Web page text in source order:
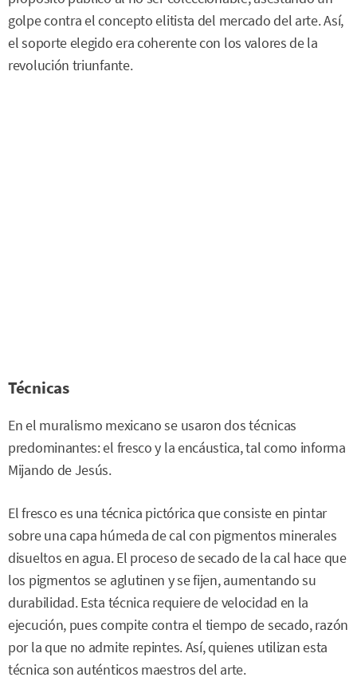
golpe contra el concepto elitista del mercado del arte. Así,
el soporte elegido era coherente con los valores de la
revolución triunfante.
Técnicas
En el muralismo mexicano se usaron dos técnicas
predominantes: el fresco y la encáustica, tal como informa
Mijando de Jesús.
El fresco es una técnica pictórica que consiste en pintar
sobre una capa húmeda de cal con pigmentos minerales
disueltos en agua. El proceso de secado de la cal hace que
los pigmentos se aglutinen y se fijen, aumentando su
durabilidad. Esta técnica requiere de velocidad en la
ejecución, pues compite contra el tiempo de secado, razón
por la que no admite repintes. Así, quienes utilizan esta
técnica son auténticos maestros del arte.